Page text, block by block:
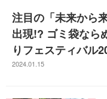
注目の「未来から
出現!? ゴミ袋なら
りフェスティバル
2024.01.15